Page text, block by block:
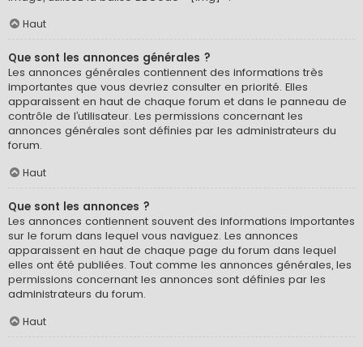
Haut
Que sont les annonces générales ?
Les annonces générales contiennent des informations très
importantes que vous devriez consulter en priorité. Elles
apparaissent en haut de chaque forum et dans le panneau de
contrôle de l’utilisateur. Les permissions concernant les
annonces générales sont définies par les administrateurs du
forum.
Haut
Que sont les annonces ?
Les annonces contiennent souvent des informations importantes
sur le forum dans lequel vous naviguez. Les annonces
apparaissent en haut de chaque page du forum dans lequel
elles ont été publiées. Tout comme les annonces générales, les
permissions concernant les annonces sont définies par les
administrateurs du forum.
Haut